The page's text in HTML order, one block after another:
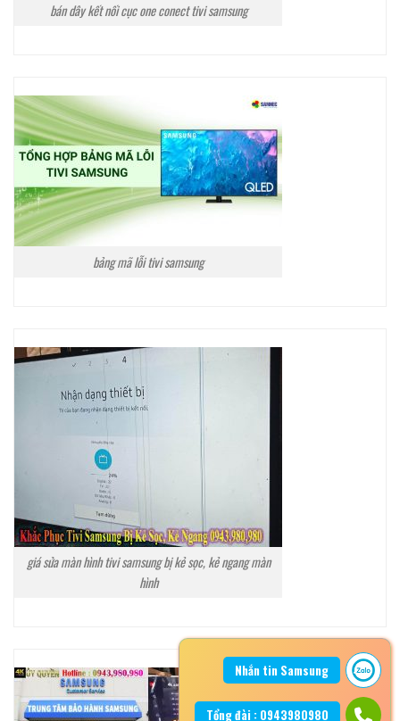
bán dây kết nối cục one conect tivi samsung
bảng mã lỗi tivi samsung
giá sửa màn hình tivi samsung bị kẻ sọc, kẻ ngang màn
hình
Nhắn tin Samsung
Tổng đài : 0943980980